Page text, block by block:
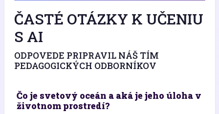
ČASTÉ OTÁZKY K UČENIU
S AI
ODPOVEDE PRIPRAVIL NÁŠ TÍM
PEDAGOGICKÝCH ODBORNÍKOV
Čo je svetový oceán a aká je jeho úloha v
životnom prostredí?